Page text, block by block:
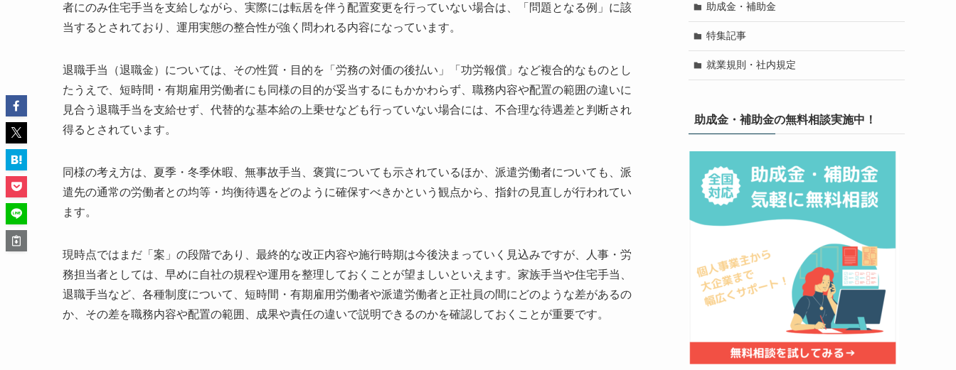
者にのみ住宅手当を支給しながら、実際には転居を伴う配置変更を行っていない場合は、「問題となる例」に該
当するとされており、運用実態の整合性が強く問われる内容になっています。
退職手当（退職金）については、その性質・目的を「労務の対価の後払い」「功労報償」など複合的なものとし
たうえで、短時間・有期雇用労働者にも同様の目的が妥当するにもかかわらず、職務内容や配置の範囲の違いに
見合う退職手当を支給せず、代替的な基本給の上乗せなども行っていない場合には、不合理な待遇差と判断され
得るとされています。
同様の考え方は、夏季・冬季休暇、無事故手当、褒賞についても示されているほか、派遣労働者についても、派
遣先の通常の労働者との均等・均衡待遇をどのように確保すべきかという観点から、指針の見直しが行われてい
ます。
現時点ではまだ「案」の段階であり、最終的な改正内容や施行時期は今後決まっていく見込みですが、人事・労
務担当者としては、早めに自社の規程や運用を整理しておくことが望ましいといえます。家族手当や住宅手当、
退職手当など、各種制度について、短時間・有期雇用労働者や派遣労働者と正社員の間にどのような差があるの
か、その差を職務内容や配置の範囲、成果や責任の違いで説明できるのかを確認しておくことが重要です。
助成金・補助金
特集記事
就業規則・社内規定
助成金・補助金の無料相談実施中！